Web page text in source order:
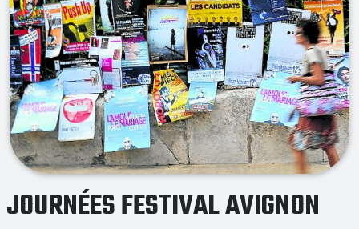
JOURNÉES FESTIVAL AVIGNON